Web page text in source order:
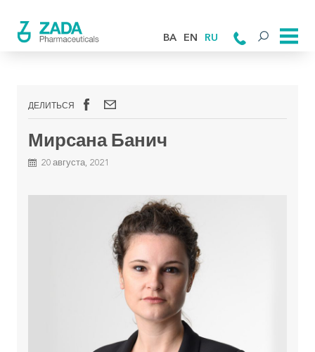
BA EN RU
ДЕЛИТЬСЯ
Мирсана Банич
20 августа, 2021